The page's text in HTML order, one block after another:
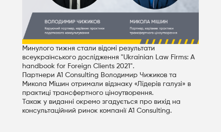
Минулого тижня стали відомі результати
всеукраїнського дослідження "Ukrainian Law Firms: A
handbook for Foreign Clients 2021".
Партнери A1 Consulting Володимир Чижиков та
Микола Мішин отримали відзнаку «Лідерів галузі» в
практиці трансфертного ціноутворення.
Також у виданні окремо згадується про вихід на
консультаційний ринок компанії A1 Consulting.